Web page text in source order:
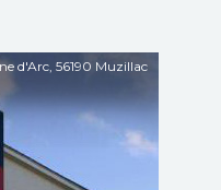
d'Arc, 56190 Muzillac